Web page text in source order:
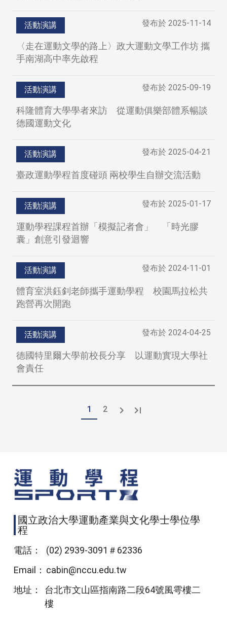
活動演講 發布於 2025-11-14
〈走在運動文學的路上〉政大運動文學工作坊 攜
手南湖高中率先啟程
活動演講 發布於 2025-09-19
科隆體育大學學者來訪 從運動俱樂部體系暢談
德國運動文化
活動演講 發布於 2025-04-21
臺政運動學程首度碰頭 兩校學生自辦交流活動
活動演講 發布於 2025-01-17
運動學程課程首辦「模擬記者會」 「時光膠
囊」創意引發迴響
活動演講 發布於 2024-11-01
體育室洪鈺釗老師攜手運動學程 校園馬拉松共
跑營再次開跑
活動演講 發布於 2024-04-25
德國特里爾大學前校長分享 以運動實現大學社
會責任
Pagination
1 2 ››Next page
»Last page
國立政治大學運動產業與文化學士學位學
程
電話：
(02) 2939-3091＃62336
Email： cabin@nccu.edu.tw
地址：
台北市文山區指南路二段64號風雩樓二
樓